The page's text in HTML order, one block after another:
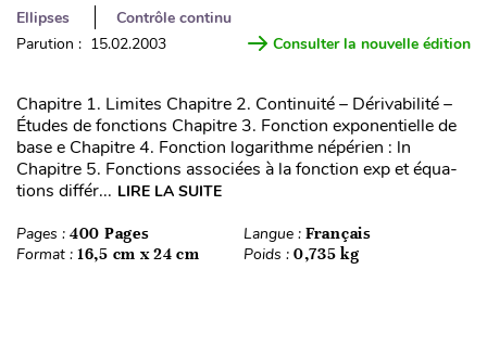
Ellipses
Contrôle continu
Parution : 15.02.2003
Consulter la nouvelle édition
Chapitre 1. Limites Chapitre 2. Continuité – Dérivabilité –
Études de fonctions Chapitre 3. Fonction exponentielle de
base e Chapitre 4. Fonction logarithme népérien : ln
Chapitre 5. Fonctions associées à la fonction exp et équa-
tions différ... LIRE LA SUITE
Pages : 400 Pages Langue : Français
Format : 16,5 cm x 24 cm Poids : 0,735 kg